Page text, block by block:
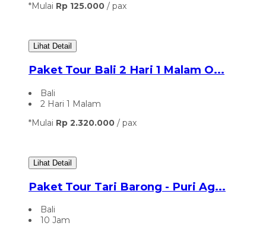
*Mulai Rp 125.000 / pax
Lihat Detail
Paket Tour Bali 2 Hari 1 Malam O...
Bali
2 Hari 1 Malam
*Mulai Rp 2.320.000 / pax
Lihat Detail
Paket Tour Tari Barong - Puri Ag...
Bali
10 Jam